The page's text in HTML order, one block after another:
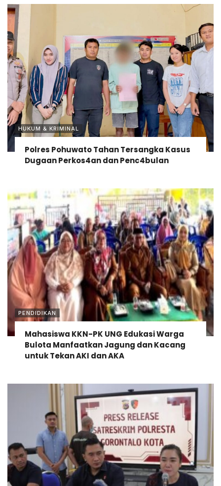
HUKUM & KRIMINAL
Polres Pohuwato Tahan Tersangka Kasus
Dugaan Perkos4an dan Penc4bulan
PENDIDIKAN
Mahasiswa KKN-PK UNG Edukasi Warga
Bulota Manfaatkan Jagung dan Kacang
untuk Tekan AKI dan AKA